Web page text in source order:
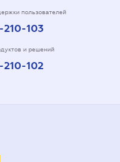
пользователей
103
и решений
102